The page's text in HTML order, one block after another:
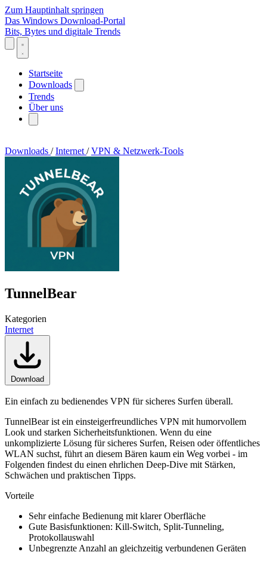
Zum Hauptinhalt springen
Das Windows Download-Portal
Bits, Bytes und digitale Trends
Startseite
Downloads
Trends
Über uns
Downloads / Internet / VPN & Netzwerk-Tools
TunnelBear
Kategorien
Internet
Download
Ein einfach zu bedienendes VPN für sicheres Surfen überall.
TunnelBear ist ein einsteigerfreundliches VPN mit humorvollem
Look und starken Sicherheitsfunktionen. Wenn du eine
unkomplizierte Lösung für sicheres Surfen, Reisen oder öffentliches
WLAN suchst, führt an diesem Bären kaum ein Weg vorbei - im
Folgenden findest du einen ehrlichen Deep-Dive mit Stärken,
Schwächen und praktischen Tipps.
Vorteile
Sehr einfache Bedienung mit klarer Oberfläche
Gute Basisfunktionen: Kill-Switch, Split-Tunneling,
Protokollauswahl
Unbegrenzte Anzahl an gleichzeitig verbundenen Geräten